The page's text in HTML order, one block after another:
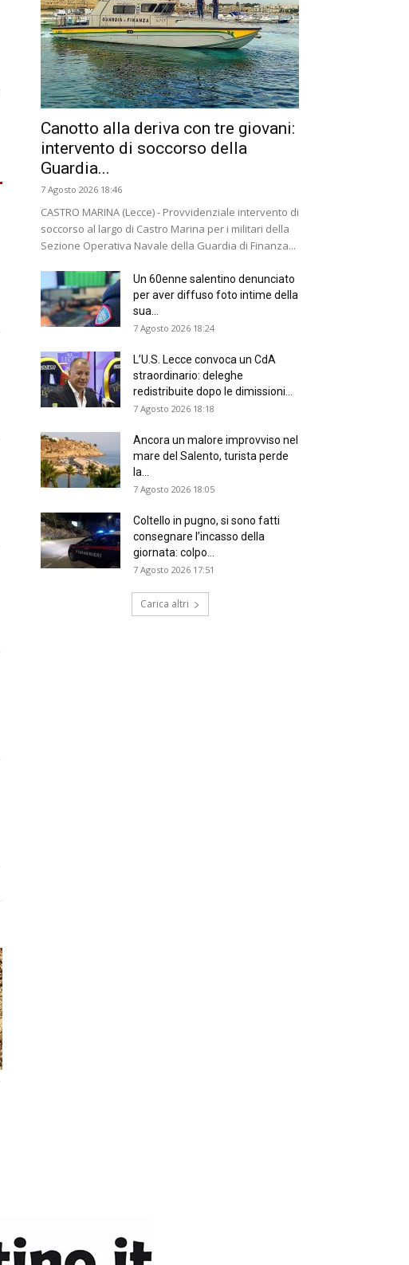
Canotto alla deriva con tre giovani:
intervento di soccorso della
Guardia...
7 Agosto 2026 18:46
CASTRO MARINA (Lecce) - Provvidenziale intervento di
soccorso al largo di Castro Marina per i militari della
Sezione Operativa Navale della Guardia di Finanza...
Un 60enne salentino denunciato
per aver diffuso foto intime della
sua...
7 Agosto 2026 18:24
L’U.S. Lecce convoca un CdA
straordinario: deleghe
redistribuite dopo le dimissioni...
7 Agosto 2026 18:18
Ancora un malore improvviso nel
mare del Salento, turista perde
la...
7 Agosto 2026 18:05
Coltello in pugno, si sono fatti
consegnare l’incasso della
giornata: colpo...
7 Agosto 2026 17:51
Carica altri